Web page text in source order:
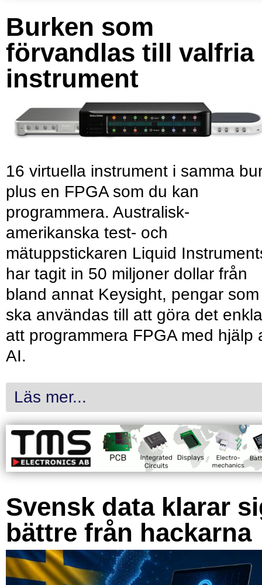
Burken som
förvandlas till valfria
instrument
16 virtuella instrument i samma
plus en FPGA som du kan
programmera. Australisk-
amerikanska test- och
mätuppstickaren Liquid
har tagit in 50 miljoner dollar från
bland annat Keysight, pengar som
ska användas till att göra det
att programmera FPGA med hjälp
AI.
Läs mer...
Svensk data klarar
bättre från hackarna